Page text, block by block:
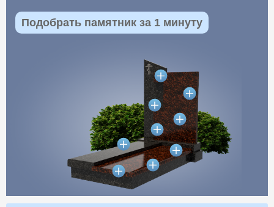
Подобрать памятник за 1 минуту